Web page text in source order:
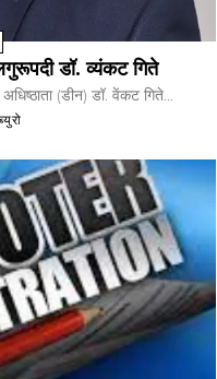
डॉ. व्यंकट गिते
(डीन) डॉ. वेंकट गिते...